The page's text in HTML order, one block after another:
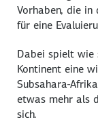
Vorhaben, die
für eine
Dabei spielt wie
Kontinent eine
Subsahara-
etwas mehr als
sich.